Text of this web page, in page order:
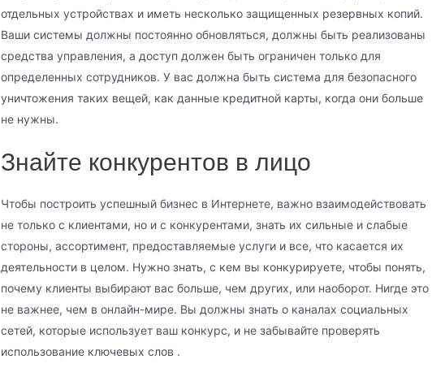
отдельных устройствах и иметь несколько защищенных резервных копий.
Ваши системы должны постоянно обновляться, должны быть реализованы
средства управления, а доступ должен быть ограничен только для
определенных сотрудников. У вас должна быть система для безопасного
уничтожения таких вещей, как данные кредитной карты, когда они больше
не нужны.
Знайте конкурентов в лицо
Чтобы построить успешный бизнес в Интернете, важно взаимодействовать
не только с клиентами, но и с конкурентами, знать их сильные и слабые
стороны, ассортимент, предоставляемые услуги и все, что касается их
деятельности в целом. Нужно знать, с кем вы конкурируете, чтобы понять,
почему клиенты выбирают вас больше, чем других, или наоборот. Нигде это
не важнее, чем в онлайн-мире. Вы должны знать о каналах социальных
сетей, которые использует ваш конкурс, и не забывайте проверять
использование ключевых слов .